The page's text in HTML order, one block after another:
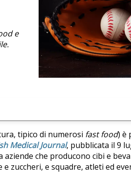
e
tipico di numerosi fast food) è
Medical Journal, pubblicata il 9
che producono cibi e
zuccheri, e squadre, atleti ed